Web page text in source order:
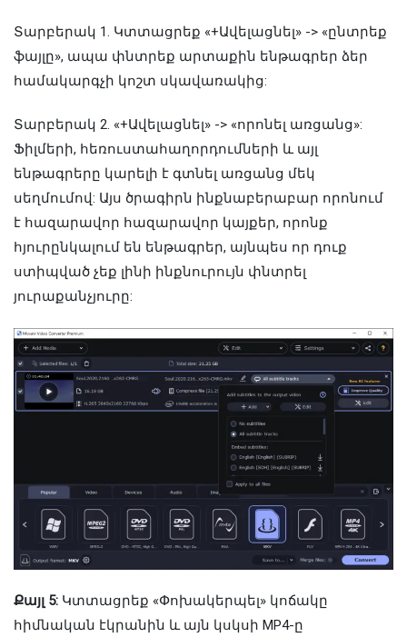
Տարբերակ 1. Կտտացրեք «+Ավելացնել» -> «ընտրեք
ֆայլը», ապա փնտրեք արտաքին ենթագրեր ձեր
համակարգչի կոշտ սկավառակից:
Տարբերակ 2. «+Ավելացնել» -> «որոնել առցանց»:
Ֆիլմերի, հեռուստահաղորդումների և այլ
ենթագրերը կարելի է գտնել առցանց մեկ
սեղմումով: Այս ծրագիրն ինքնաբերաբար որոնում
է հազարավոր հազարավոր կայքեր, որոնք
հյուրընկալում են ենթագրեր, այնպես որ դուք
ստիպված չեք լինի ինքնուրույն փնտրել
յուրաքանչյուրը:
Քայլ 5: Կտտացրեք «Փոխակերպել» կոճակը
հիմնական էկրանին և այն կսկսի MP4-ը